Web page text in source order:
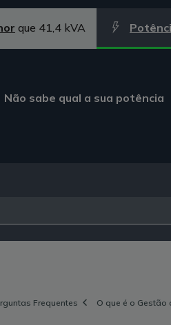
que 41,4 kVA
Não sabe qual a sua potência
Frequentes O que é o Gestão